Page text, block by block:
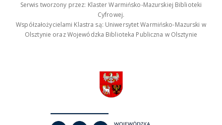
Serwis tworzony przez: Klaster Warmińsko-Mazurskiej Biblioteki
Cyfrowej.
Współzałożycielami Klastra są: Uniwersytet Warmińsko-Mazurski w
Olsztynie oraz Wojewódzka Biblioteka Publiczna w Olsztynie